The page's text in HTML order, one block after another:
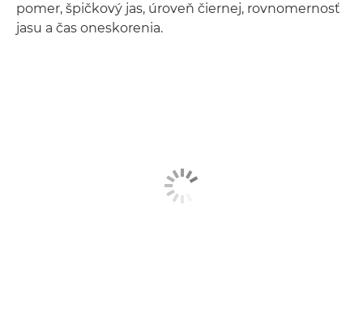
pomer, špičkový jas, úroveň čiernej, rovnomernosť
jasu a čas oneskorenia.